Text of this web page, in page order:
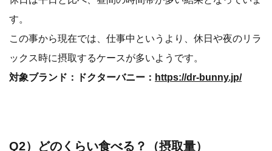
す。
この事から現在では、仕事中というより、休日や夜のリラ
ックス時に摂取するケースが多いようです。
対象ブランド：ドクターバニー： https://dr-bunny.jp/
Q2）どのくらい食べる？（摂取量）